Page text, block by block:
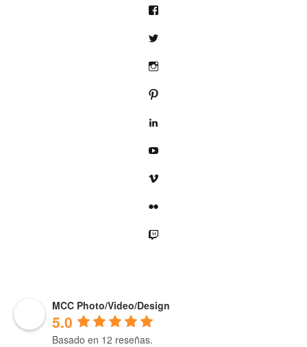
MCC Photo/Video/Design
5.0
Basado en 12 reseñas.